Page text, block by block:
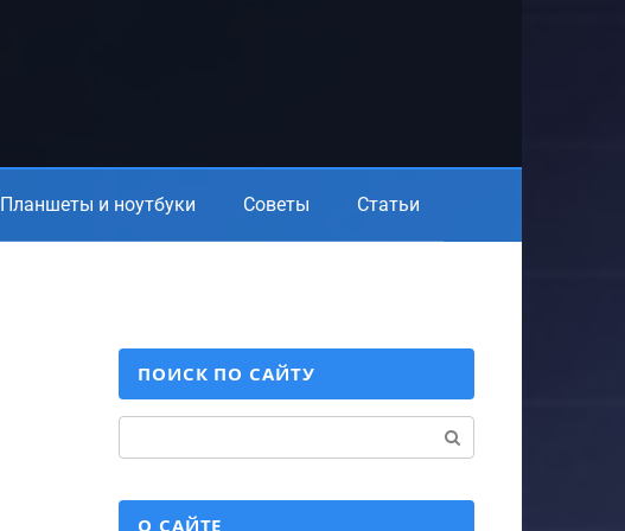
Планшеты и ноутбуки Советы Статьи
ПОИСК ПО САЙТУ
О САЙТЕ